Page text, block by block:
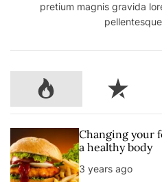
pretium magnis gravida
P
o
p
u
l
a
r
R
e
c
e
n
Changing your
a healthy body
3 years ago